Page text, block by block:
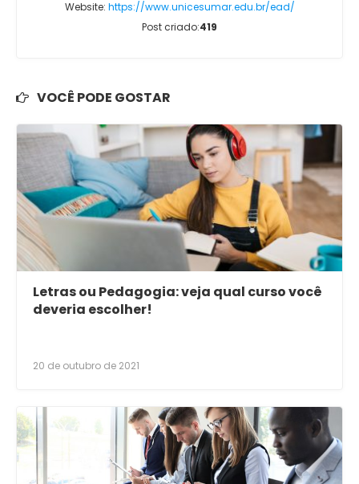
Website: https://www.unicesumar.edu.br/ead/
Post criado:419
VOCÊ PODE GOSTAR
Letras ou Pedagogia: veja qual curso você
deveria escolher!
20 de outubro de 2021